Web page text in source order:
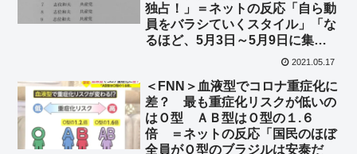
独占！」＝ネットの反応「自ら動
員をバラシていくスタイル」「な
るほど、5月3日～5月9日に集中
的に動員をかけたんだな」「そ
しょ」
2021.05.17
＜FNN＞血液型でコロナ重症化に
差？ 最も重症化リスクが低いの
はＯ型 ＡＢ型はＯ型の１.６
倍 ＝ネットの反応「国民のほぼ
全員がＯ型のブラジルは安泰だ